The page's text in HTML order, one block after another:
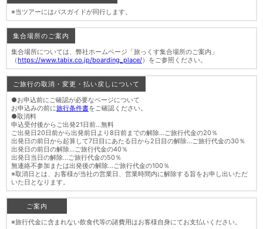
※当ツアーにはバスガイドが同行します。
集合場所のご案内
集合場所については、弊社ホームページ「旅っくす集合場所のご案内」
（https://www.tabix.co.jp/boarding_place/）をご参照ください。
ご旅行の取消・変更・払い戻しについて
●お申込前にご確認が必要なページについて
お申込みの前に旅行条件書をご確認ください。
●取消料
申込受付後からご出発21日前…無料
ご出発日20日前から出発前日より8日前までの解除…ご旅行代金の20％
出発日の前日から起算して7日目にあたる日から2日目の解除…ご旅行代金の30％
出発日の前日の解除…ご旅行代金の40％
出発日当日の解除…ご旅行代金の50％
無連絡不参加または出発後の解除…ご旅行代金の100％
※取消日とは、お客様が当社の営業日、営業時間内に解除する旨をお申し出いただ
いた日となります。
ご案内
※旅行代金に含まれない飲食代等の諸費用はお客様自身にてお支払いください。